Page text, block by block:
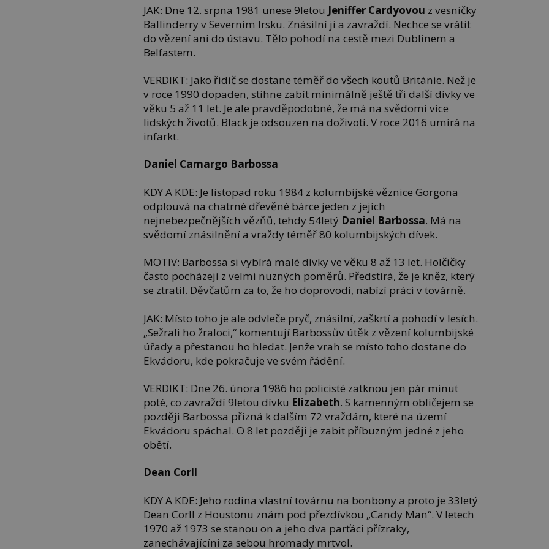
JAK: Dne 12. srpna 1981 unese 9letou Jeniffer Cardyovou z vesničky
Ballinderry v Severním Irsku. Znásilní ji a zavraždí. Nechce se vrátit
do vězení ani do ústavu. Tělo pohodí na cestě mezi Dublinem a
Belfastem.
VERDIKT: Jako řidič se dostane téměř do všech koutů Británie. Než je
v roce 1990 dopaden, stihne zabít minimálně ještě tři další dívky ve
věku 5 až 11 let. Je ale pravděpodobné, že má na svědomí více
lidských životů. Black je odsouzen na doživotí. V roce 2016 umírá na
infarkt.
Daniel Camargo Barbossa
KDY A KDE: Je listopad roku 1984 z kolumbijské věznice Gorgona
odplouvá na chatrné dřevěné bárce jeden z jejích
nejnebezpečnějších vězňů, tehdy 54letý Daniel Barbossa. Má na
svědomí znásilnění a vraždy téměř 80 kolumbijských dívek.
MOTIV: Barbossa si vybírá malé dívky ve věku 8 až 13 let. Holčičky
často pocházejí z velmi nuzných poměrů. Předstírá, že je kněz, který
se ztratil. Děvčatům za to, že ho doprovodí, nabízí práci v továrně.
JAK: Místo toho je ale odvleče pryč, znásilní, zaškrtí a pohodí v lesích.
„Sežrali ho žraloci,“ komentují Barbossův útěk z vězení kolumbijské
úřady a přestanou ho hledat. Jenže vrah se místo toho dostane do
Ekvádoru, kde pokračuje ve svém řádění.
VERDIKT: Dne 26. února 1986 ho policisté zatknou jen pár minut
poté, co zavraždí 9letou dívku Elizabeth. S kamenným obličejem se
později Barbossa přizná k dalším 72 vraždám, které na území
Ekvádoru spáchal. O 8 let později je zabit příbuzným jedné z jeho
obětí.
Dean Corll
KDY A KDE: Jeho rodina vlastní továrnu na bonbony a proto je 33letý
Dean Corll z Houstonu znám pod přezdívkou „Candy Man“. V letech
1970 až 1973 se stanou on a jeho dva parťáci přízraky,
zanechávajícíni za sebou hromady mrtvol.